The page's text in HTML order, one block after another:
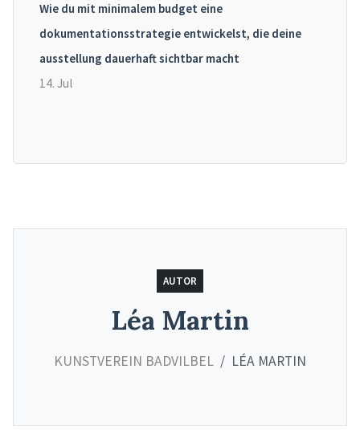
Wie du mit minimalem budget eine
dokumentationsstrategie entwickelst, die deine
ausstellung dauerhaft sichtbar macht
14. Jul
AUTOR
Léa Martin
KUNSTVEREIN BADVILBEL LÉA MARTIN